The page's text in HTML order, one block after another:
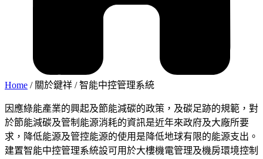
Home / 關於鍵祥 /智能中控管理系統
因應綠能產業的興起及節能減碳的政策，及碳足跡的規範，對
於節能減碳及管制能源消耗的資訊是近年來政府及大廠所要
求，降低能源及管控能源的使用是降低地球有限的能源支出。
建置智能中控管理系統設可用於大樓機電管理及機房環境控制